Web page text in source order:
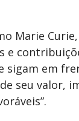
Marie
e
sigam em
seu valor,